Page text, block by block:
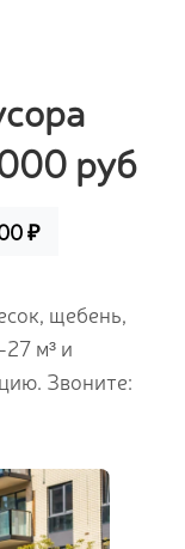
руб
₽
щебень,
м³ и
Звоните: